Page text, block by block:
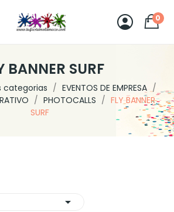
0
BANNER SURF
categorias
EVENTOS DE EMPRESA
PHOTOCALLS
FLY BANNER
SURF
